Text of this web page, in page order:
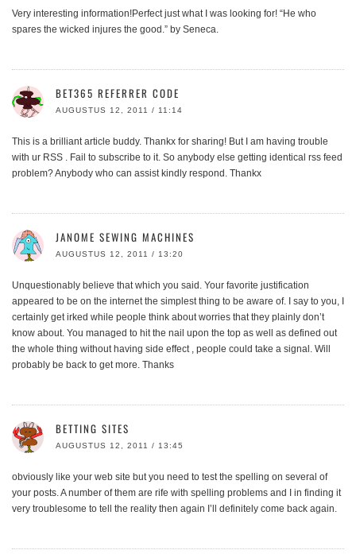
Very interesting information!Perfect just what I was looking for! “He who
spares the wicked injures the good.” by Seneca.
BET365 REFERRER CODE
AUGUSTUS 12, 2011 / 11:14
This is a brilliant article buddy. Thankx for sharing! But I am having trouble
with ur RSS . Fail to subscribe to it. So anybody else getting identical rss feed
problem? Anybody who can assist kindly respond. Thankx
JANOME SEWING MACHINES
AUGUSTUS 12, 2011 / 13:20
Unquestionably believe that which you said. Your favorite justification
appeared to be on the internet the simplest thing to be aware of. I say to you, I
certainly get irked while people think about worries that they plainly don’t
know about. You managed to hit the nail upon the top as well as defined out
the whole thing without having side effect , people could take a signal. Will
probably be back to get more. Thanks
BETTING SITES
AUGUSTUS 12, 2011 / 13:45
obviously like your web site but you need to test the spelling on several of
your posts. A number of them are rife with spelling problems and I in finding it
very troublesome to tell the reality then again I’ll definitely come back again.